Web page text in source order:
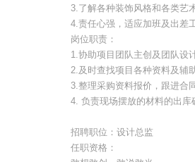
3.了解各种装饰风格和各类艺
4.责任心强，适应加班及出差
岗位职责：
1.协助项目团队主创及团队设
2.及时查找项目各种资料及辅
3.整理采购资料报价，跟进合
4. 负责现场摆放的材料的出
招聘职位：设计总监
任职资格：